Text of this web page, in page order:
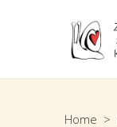
Home >